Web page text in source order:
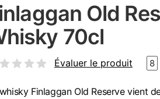
Old
70cl
Évaluer le produit 8
Finlaggan Old Reserve vient